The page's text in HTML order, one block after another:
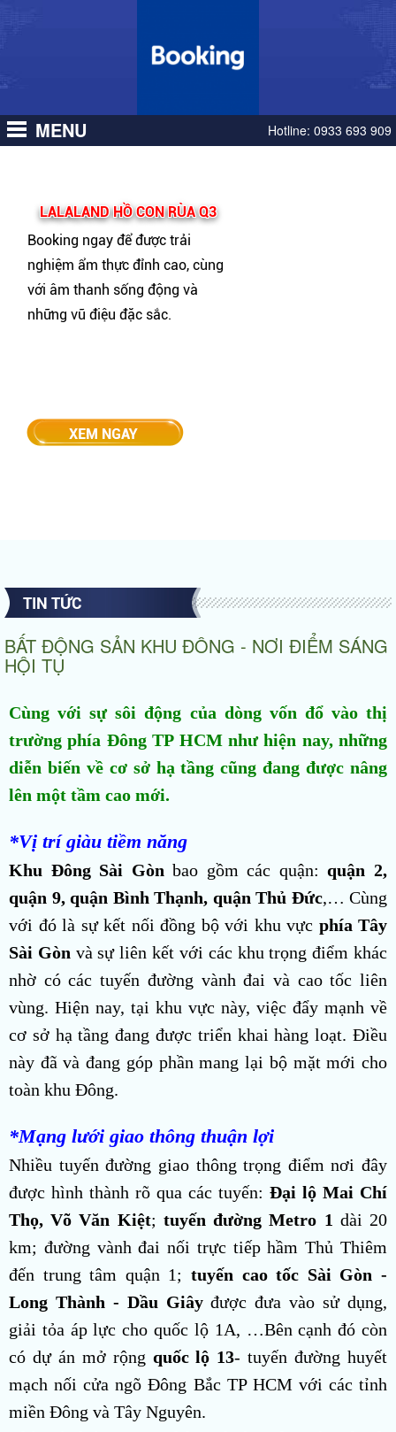
MENU Hotline: 0933 693 909
LALALAND HỒ CON RÙA Q3
Booking ngay để được trải
nghiệm ẩm thực đỉnh cao, cùng
với âm thanh sống động và
những vũ điệu đặc sắc.
TIN TỨC
BẤT ĐỘNG SẢN KHU ĐÔNG - NƠI ĐIỂM SÁNG
HỘI TỤ
Cùng với sự sôi động của dòng vốn đổ vào thị
trường phía Đông TP HCM như hiện nay, những
diễn biến về cơ sở hạ tầng cũng đang được nâng
lên một tầm cao mới.
*Vị trí giàu tiềm năng
Khu Đông Sài Gòn bao gồm các quận: quận 2,
quận 9, quận Bình Thạnh, quận Thủ Đức,… Cùng
với đó là sự kết nối đồng bộ với khu vực phía Tây
Sài Gòn và sự liên kết với các khu trọng điểm khác
nhờ có các tuyến đường vành đai và cao tốc liên
vùng. Hiện nay, tại khu vực này, việc đẩy mạnh về
cơ sở hạ tầng đang được triển khai hàng loạt. Điều
này đã và đang góp phần mang lại bộ mặt mới cho
toàn khu Đông.
*Mạng lưới giao thông thuận lợi
Nhiều tuyến đường giao thông trọng điểm nơi đây
được hình thành rõ qua các tuyến: Đại lộ Mai Chí
Thọ, Võ Văn Kiệt; tuyến đường Metro 1 dài 20
km; đường vành đai nối trực tiếp hầm Thủ Thiêm
đến trung tâm quận 1; tuyến cao tốc Sài Gòn -
Long Thành - Dầu Giâyđược đưa vào sử dụng,
giải tỏa áp lực cho quốc lộ 1A, …Bên cạnh đó còn
có dự án mở rộng quốc lộ 13- tuyến đường huyết
mạch nối cửa ngõ Đông Bắc TP HCM với các tỉnh
miền Đông và Tây Nguyên.